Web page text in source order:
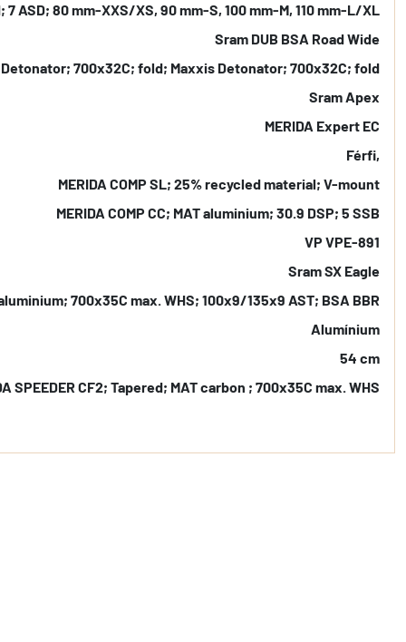
7 ASD; 80 mm-XXS/XS, 90 mm-S, 100 mm-M, 110 mm-L/XL
Sram DUB BSA Road Wide
700x32C; fold; Maxxis Detonator; 700x32C; fold
Sram Apex
MERIDA Expert EC
Férfi,
MERIDA COMP SL; 25% recycled material; V-mount
MERIDA COMP CC; MAT aluminium; 30.9 DSP; 5 SSB
VP VPE-891
Sram SX Eagle
aluminium; 700x35C max. WHS; 100x9/135x9 AST; BSA BBR
Alumínium
54 cm
SPEEDER CF2; Tapered; MAT carbon ; 700x35C max. WHS